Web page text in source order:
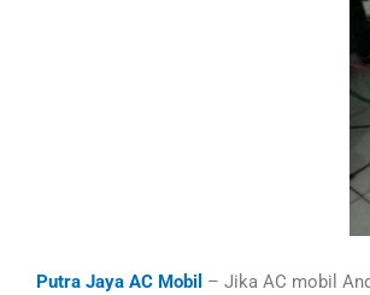
Putra Jaya AC Mobil – Jika AC mobil